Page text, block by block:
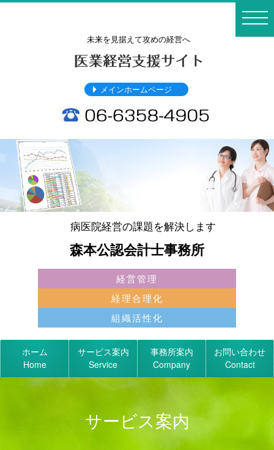
未来を見据えて攻めの経営へ
メインホームページ
病医院経営の課題を解決します
森本公認会計士事務所
経営管理
経理合理化
組織活性化
ホーム
Home
サービス案内
Service
事務所案内
Company
お問い合わせ
Contact
サービス案内